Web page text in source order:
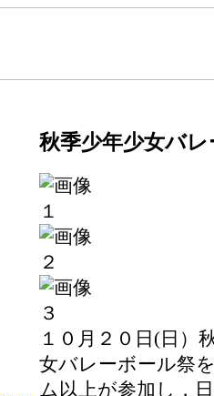
秋季少年少女バ
１０月２０日(日）
女バレーボール祭
ム以上が参加し，